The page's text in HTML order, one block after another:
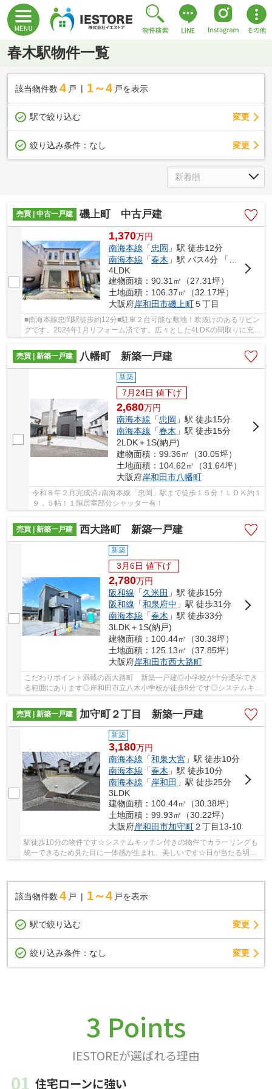
春木駅物件一覧
該当物件数 4 戸 1～4 戸を表示
駅で絞り込む 変更
絞り込み条件： なし 変更
売買 | 中古一戸建 磯上町 中古戸建
1,370万円
南海本線 「忠岡 」駅 徒歩12分
南海本線 「春木 」駅 バス4分 「競輪場前（大阪府）」 停歩17分
4LDK
建物面積：90.31㎡（27.31坪）
土地面積：106.37㎡（32.17坪）
大阪府岸和田市磯上町５丁目
■南海本線忠岡駅徒歩約12分■駐車２台可能な敷地！吹抜けのあるリビン
グです。2024年1月リフォーム済です。広々とした4LDKの間取りに充実
売買 | 新築一戸建
八幡町 新築一戸建
新築
7月24日 値下げ
2,680万円
南海本線 「忠岡 」駅 徒歩15分
南海本線 「春木 」駅 徒歩15分
2LDK＋1S(納戸)
建物面積：99.36㎡（30.05坪）
土地面積：104.62㎡（31.64坪）
大阪府岸和田市八幡町
令和８年２月完成済♪南海本線「忠岡」駅まで徒歩１５分！ＬＤＫ約１
９．５帖！１階居室部分シャッター有！
売買 | 新築一戸建 西大路町 新築一戸建
新築
3月6日 値下げ
2,780万円
阪和線 「久米田 」駅 徒歩15分
阪和線 「和泉府中 」駅 徒歩31分
南海本線 「春木 」駅 徒歩33分
3LDK＋1S(納戸)
建物面積：100.44㎡（30.38坪）
土地面積：125.13㎡（37.85坪）
大阪府岸和田市西大路町
こだわりポイント満載の西大路町 新築一戸建◎小学校が十分通学でき
る範囲にあります◎岸和田市立八木小学校が徒歩9分です◎システムキッ
売買 | 新築一戸建
加守町２丁目 新築一戸建
新築
3,180万円
南海本線 「和泉大宮」駅 徒歩10分
南海本線 「春木 」駅 徒歩10分
南海本線 「 岸和田 」駅 徒歩25分
3LDK
建物面積：100.44㎡（30.38坪）
土地面積：99.93㎡（30.22坪）
大阪府岸和田市加守町２丁目13-10
駅徒歩10分の物件です☆システムキッチン付きの物件でカラーリングも
統一できるため見た目に一体感が生まれ、美しいです☆日が当たる明る
該当物件数 4 戸 1～4 戸を表示
駅で絞り込む 変更
絞り込み条件： なし 変更
3 Points
IESTOREが選ばれる理由
住宅ローンに強い